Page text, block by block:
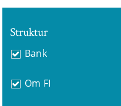
Struktur
Bank
Om FI